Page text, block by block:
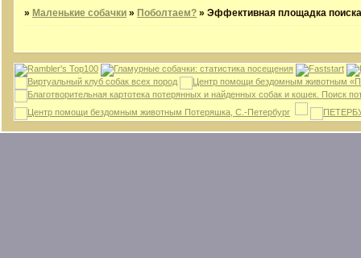
» Маленькие собачки » Поболтаем? »Эффективная площадка